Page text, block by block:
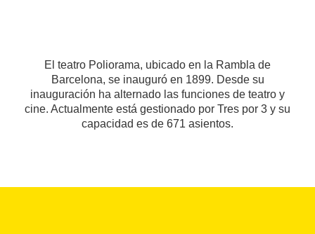
El teatro Poliorama, ubicado en la Rambla de
Barcelona, se inauguró en 1899. Desde su
inauguración ha alternado las funciones de teatro y
cine. Actualmente está gestionado por Tres por 3 y su
capacidad es de 671 asientos.